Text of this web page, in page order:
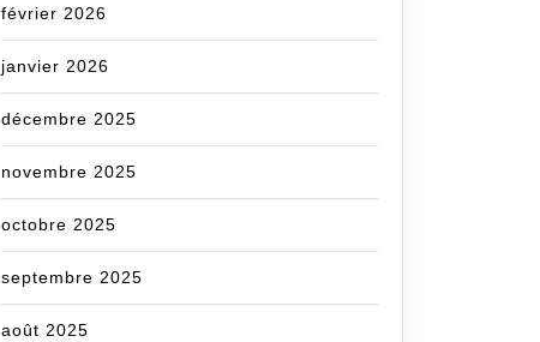
février 2026
janvier 2026
décembre 2025
novembre 2025
octobre 2025
septembre 2025
août 2025